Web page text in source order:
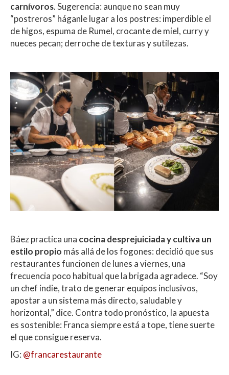
carnívoros. Sugerencia: aunque no sean muy
“postreros” háganle lugar a los postres: imperdible el
de higos, espuma de Rumel, crocante de miel, curry y
nueces pecan; derroche de texturas y sutilezas.
Báez practica una cocina desprejuiciada y cultiva un
estilo propio más allá de los fogones: decidió que sus
restaurantes funcionen de lunes a viernes, una
frecuencia poco habitual que la brigada agradece. “Soy
un chef indie, trato de generar equipos inclusivos,
apostar a un sistema más directo, saludable y
horizontal,” dice. Contra todo pronóstico, la apuesta
es sostenible: Franca siempre está a tope, tiene suerte
el que consigue reserva.
IG: @francarestaurante